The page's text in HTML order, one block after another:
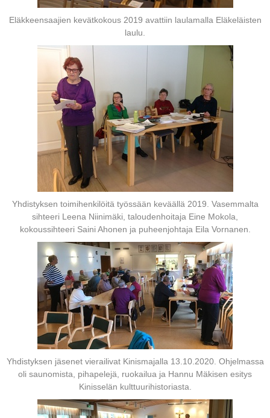
Eläkkeensaajien kevätkokous 2019 avattiin laulamalla Eläkeläisten
laulu.
Yhdistyksen toimihenkilöitä työssään keväällä 2019. Vasemmalta
sihteeri Leena Niinimäki, taloudenhoitaja Eine Mokola,
kokoussihteeri Saini Ahonen ja puheenjohtaja Eila Vornanen.
Yhdistyksen jäsenet vierailivat Kinismajalla 13.10.2020. Ohjelmassa
oli saunomista, pihapelejä, ruokailua ja Hannu Mäkisen esitys
Kinisselän kulttuurihistoriasta.